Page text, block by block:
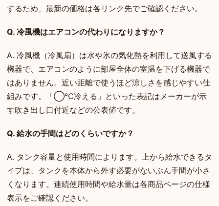
するため、最新の価格は各リンク先でご確認ください。
Q. 冷風機はエアコンの代わりになりますか？
A. 冷風機（冷風扇）は水や氷の気化熱を利用して送風する
機器で、エアコンのように部屋全体の室温を下げる機器で
はありません。近い距離で使うほど涼しさを感じやすい仕
組みです。「◯℃冷える」といった表記はメーカーが示
す吹き出し口付近などの公表値です。
Q. 給水の手間はどのくらいですか？
A. タンク容量と使用時間によります。上から給水できるタ
イプは、タンクを本体から外す必要がないぶん手間が小さ
くなります。連続使用時間や給水量は各商品ページの仕様
表示をご確認ください。